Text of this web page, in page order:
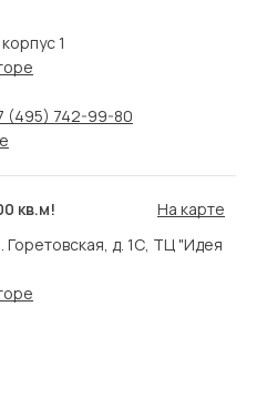
1
(495) 742-99-80
кв.м!
На карте
Горетовская, д. 1С, ТЦ "Идея